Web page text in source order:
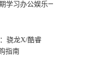
学习办公娱乐一
骁龙X/酷睿
指南